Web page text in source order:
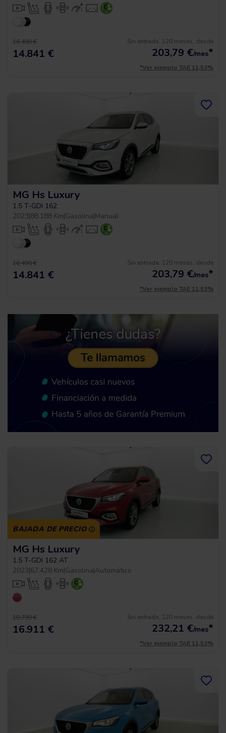
16.490 €
14.841 €
Sin entrada, 120 meses, desde
203,79 €/mes*
*Ver ejemplo TAE 11,53%
MG Hs Luxury
1.5 T-GDI 162
2023|88.188 Km|Gasolina|Manual
16.490 €
14.841 €
Sin entrada, 120 meses, desde
203,79 €/mes*
*Ver ejemplo TAE 11,53%
BAJADA DE PRECIO
MG Hs Luxury
1.5 T-GDI 162 AT
2023|67.428 Km|Gasolina|Automático
18.790 €
16.911 €
Sin entrada, 120 meses, desde
232,21 €/mes*
*Ver ejemplo TAE 11,53%